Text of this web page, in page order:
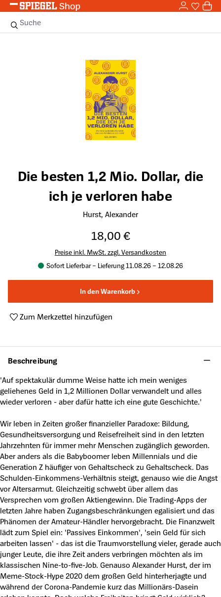
Zum Hauptinhalt springen 0
Suche
Die besten 1,2 Mio. Dollar, die
ich je verloren habe
Hurst, Alexander
18,00 €
Preise inkl. MwSt. zzgl. Versandkosten
Sofort Lieferbar – Lieferung 11.08.26 – 12.08.26
In den Warenkorb
Zum Merkzettel hinzufügen
Beschreibung
'Auf spektakulär dumme Weise hatte ich mein weniges
geliehenes Geld in 1,2 Millionen Dollar verwandelt und alles
wieder verloren - aber dafür hatte ich eine gute Geschichte.'
Wir leben in Zeiten großer finanzieller Paradoxe: Bildung,
Gesundheitsversorgung und Reisefreiheit sind in den letzten
Jahrzehnten für immer mehr Menschen zugänglich geworden.
Aber anders als die Babyboomer leben Millennials und die
Generation Z häufiger von Gehaltscheck zu Gehaltscheck. Das
Schulden-Einkommens-Verhältnis steigt, genauso wie die Angst
vor Altersarmut. Gleichzeitig schwebt über allem das
Versprechen vom großen Aktiengewinn. Die Trading-Apps der
letzten Jahre haben Zugangsbeschränkungen egalisiert und das
Phänomen der Amateur-Händler hervorgebracht. Die Finanzwelt
lädt zum Spiel ein: 'Passives Einkommen', 'sein Geld für sich
arbeiten lassen' - das ist die Traumvorstellung vieler, gerade auch
junger Leute, die ihre Zeit anders verbringen möchten als im
klassischen Nine-to-five-Job. Genauso Alexander Hurst, der im
Meme-Stock-Hype 2020 dem großen Geld hinterherjagte und
während der Corona-Pandemie kurz das Millionärs-Dasein